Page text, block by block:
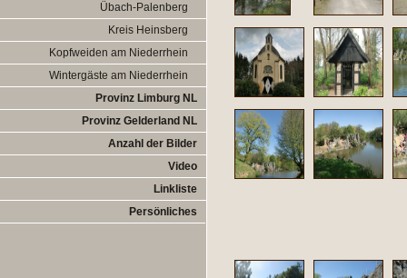
Übach-Palenberg
Kreis Heinsberg
Kopfweiden am Niederrhein
Wintergäste am Niederrhein
Provinz Limburg NL
Provinz Gelderland NL
Anzahl der Bilder
Video
Linkliste
Persönliches